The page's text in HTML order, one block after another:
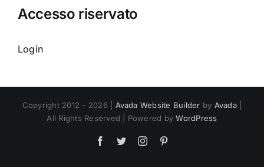
Accesso riservato
Login
Copyright 2012 - 2026 | Avada Website Builder by Avada|
All Rights Reserved | Powered byWordPress
Facebook
TwitterInstagram